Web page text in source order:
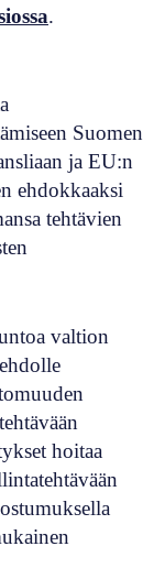
.
Suomen
ja EU:n
ehdokkaaksi
tehtävien
valtion
hoitaa